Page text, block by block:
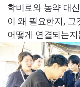
학비료와 농약 대
이 왜 필요한지, 그
어떻게 연결되는